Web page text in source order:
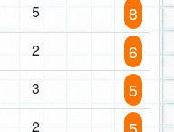
5 8
2 6
3 5
2